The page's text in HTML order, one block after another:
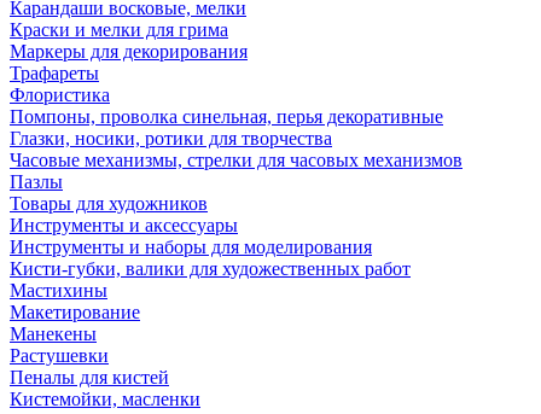
Карандаши восковые, мелки
Краски и мелки для грима
Маркеры для декорирования
Трафареты
Флористика
Помпоны, проволка синельная, перья декоративные
Глазки, носики, ротики для творчества
Часовые механизмы, стрелки для часовых механизмов
Пазлы
Товары для художников
Инструменты и аксессуары
Инструменты и наборы для моделирования
Кисти-губки, валики для художественных работ
Мастихины
Макетирование
Манекены
Растушевки
Пеналы для кистей
Кистемойки, масленки